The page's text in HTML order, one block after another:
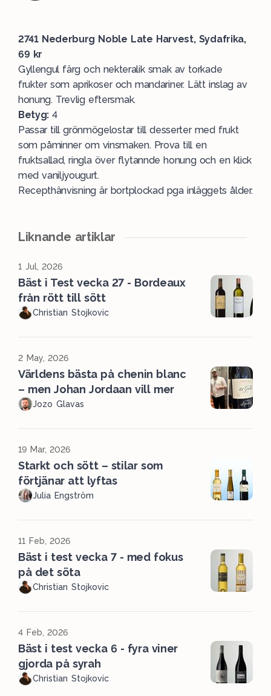
2741 Nederburg Noble Late Harvest, Sydafrika,
69 kr
Gyllengul färg och nekteralik smak av torkade
frukter som aprikoser och mandariner. Lätt inslag av
honung. Trevlig eftersmak.
Betyg: 4
Passar till grönmögelostar till desserter med frukt
som påminner om vinsmaken. Prova till en
fruktsallad, ringla över flytannde honung och en klick
med vaniljyougurt.
Recepthänvisning är bortplockad pga inläggets ålder.
Liknande artiklar
1 Jul, 2026
Bäst i Test vecka 27 - Bordeaux
från rött till sött
Christian Stojkovic
2 May, 2026
Världens bästa på chenin blanc
– men Johan Jordaan vill mer
Jozo Glavas
19 Mar, 2026
Starkt och sött – stilar som
förtjänar att lyftas
Julia Engström
11 Feb, 2026
Bäst i test vecka 7 - med fokus
på det söta
Christian Stojkovic
4 Feb, 2026
Bäst i test vecka 6 - fyra viner
gjorda på syrah
Christian Stojkovic